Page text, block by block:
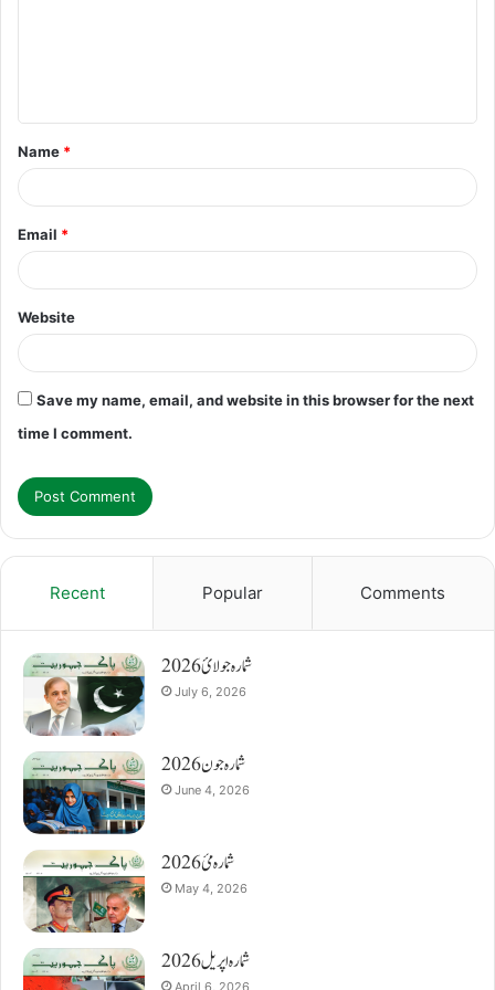
t
*
Name *
Email *
Website
Save my name, email, and website in this browser for the next
time I comment.
Recent Popular Comments
شمارہ جولائ 2026
July 6, 2026
شمارہ جون 2026
June 4, 2026
شمارہ مئ 2026
May 4, 2026
شمارہ اپریل 2026
April 6, 2026